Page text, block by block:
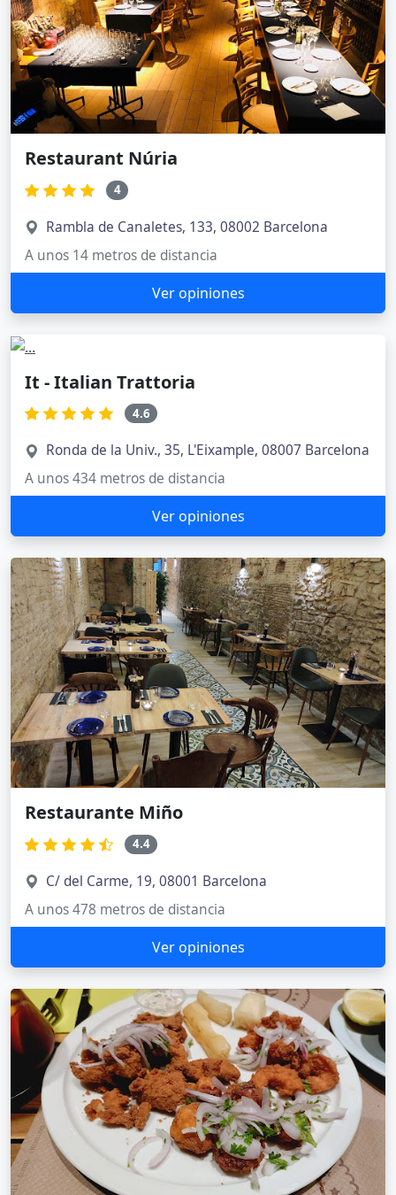
Restaurant Núria
4
Rambla de Canaletes, 133, 08002 Barcelona
A unos 14 metros de distancia
Ver opiniones
It - Italian Trattoria
4.6
Ronda de la Univ., 35, L'Eixample, 08007 Barcelona
A unos 434 metros de distancia
Ver opiniones
Restaurante Miño
4.4
C/ del Carme, 19, 08001 Barcelona
A unos 478 metros de distancia
Ver opiniones